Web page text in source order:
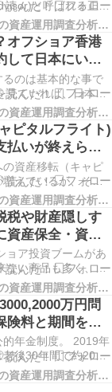
と呼ばれる正規
である。 IFAは正規
もちろんだが、そ
請け負う会社とな
★オフショア師匠★の資産運用調査分析ダイアリー
オフショア香港
して日本にいな
させて資産保全
のは基本的な事で
見ていれば、日本に
きなリスクとなる
国際分散投資を行
だ。 日本にいなが
？香港の保険・金
★オフショア師匠★の資産運用調査分析ダイアリー
ピタルフライト)
払いが終えられ
社が提供する金
資産移転（キャピ
えているが、その
同じだと思う。 日
せているのであれ
べきではなかろう
たければ、一括な
★オフショア師匠★の資産運用調査分析ダイアリー
税や財産隠しす
資産保全・資産
品を活用して資
ョア投資ブームがあ
ない商品も多く、香
た時代。 香港で契
が隠せるといった
時代でもなけれ
特に
★オフショア師匠★の資産運用調査分析ダイアリー
万円問
険料と期間をシ
イフ香港なら年
年金制度。 2019年
後30年間で約2000
物議を醸した。 金
キンググループ」
★オフショア師匠★の資産運用調査分析ダイアリー